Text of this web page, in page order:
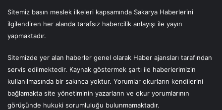
Sitemiz basın meslek ilkeleri kapsamında Sakarya Haberlerini
ilgilendiren her alanda tarafsız habercilik anlayışı ile yayın
yapmaktadır.
Sitemizde yer alan haberler genel olarak Haber ajansları tarafından
servis edilmektedir. Kaynak göstermek şartı ile haberlerimizin
kullanılmasında bir sakınca yoktur. Yorumlar okurların kendilerini
bağlamakta site yönetiminin yazarların ve okur yorumlarının
görüşünde hukuki sorumluluğu bulunmamaktadır.